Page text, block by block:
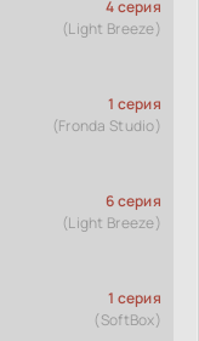
4 серия
(Light Breeze)
1 серия
(Fronda Studio)
6 серия
(Light Breeze)
1 серия
(SoftBox)